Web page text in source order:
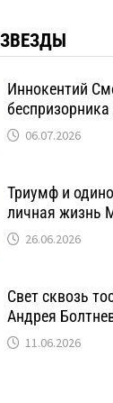
Иннокентий
06.07.2026
Триумф и
личная жизнь
26.06.2026
Свет сквозь
Андрея
11.06.2026